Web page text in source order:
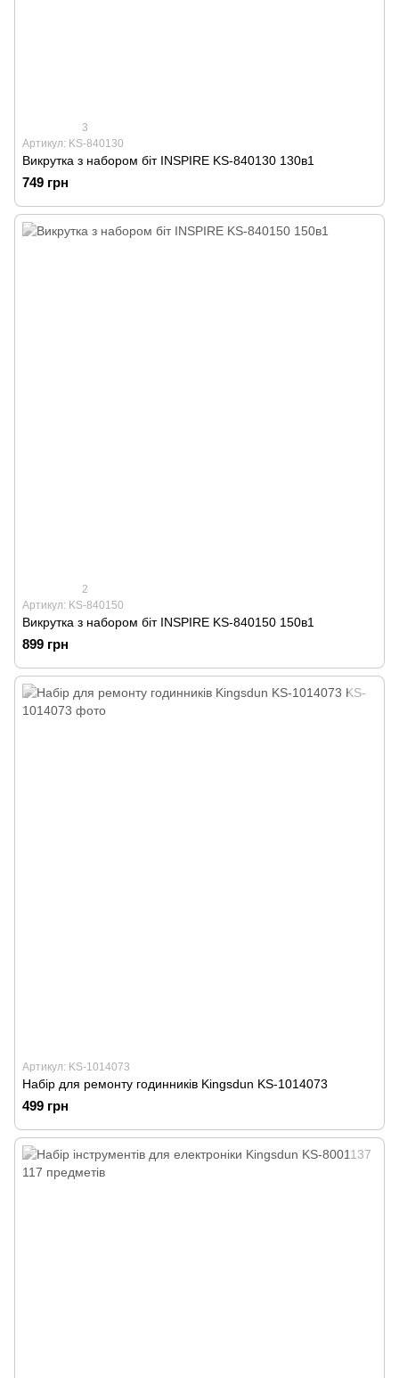
3
Артикул: KS-840130
Викрутка з набором біт INSPIRE KS-840130 130в1
749 грн
2
Артикул: KS-840150
Викрутка з набором біт INSPIRE KS-840150 150в1
899 грн
Артикул: KS-1014073
Набір для ремонту годинників Kingsdun KS-1014073
499 грн